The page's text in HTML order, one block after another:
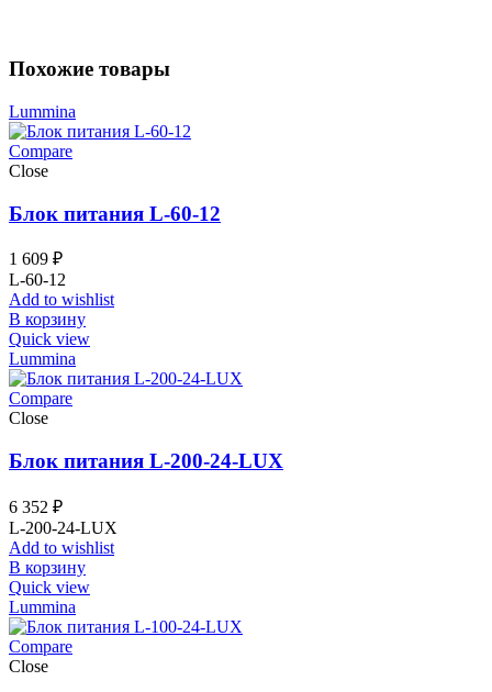
Похожие товары
Lummina
Compare
Close
Блок питания L-60-12
1 609 ₽
L-60-12
Add to wishlist
В корзину
Quick view
Lummina
Compare
Close
Блок питания L-200-24-LUX
6 352 ₽
L-200-24-LUX
Add to wishlist
В корзину
Quick view
Lummina
Compare
Close